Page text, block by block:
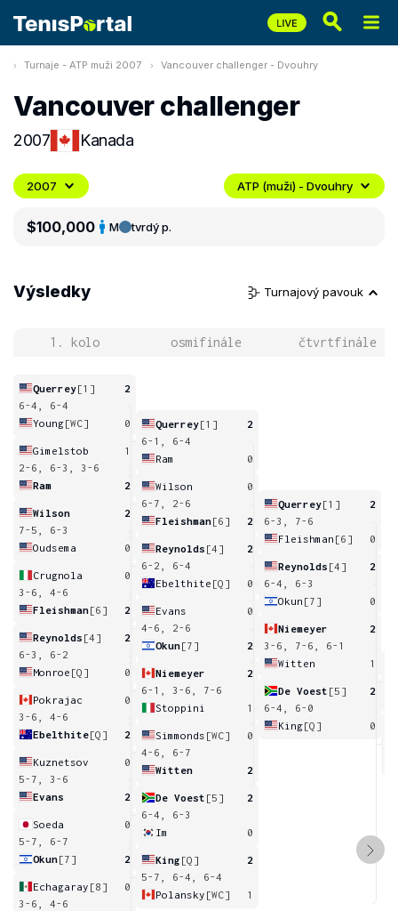
Turnaje - ATP muži 2007 Vancouver challenger - Dvouhry
Vancouver challenger
2007 Kanada
2007 ATP (muži) - Dvouhry
$100,000 M tvrdý p.
Výsledky Turnajový pavouk
1. kolo osmifinále čtvrtfinále
Querrey[1]
2
6-4, 6-4
Young[WC] 0
Gimelstob
1
2-6, 6-3, 3-6
Ram
2
Wilson
2
7-5, 6-3
Oudsema
0
Crugnola
0
3-6, 4-6
Fleishman[6] 2
Reynolds [4]
2
6-3, 6-2
Monroe [Q] 0
Pokrajac
0
3-6, 4-6
Ebelthite[Q] 2
Kuznetsov
0
5-7, 3-6
Evans
2
Soeda
0
5-7, 6-7
Okun[7] 2
Echagaray [8]
0
3-6, 4-6
Querrey[1]
2
6-1, 6-4
Ram
0
Wilson
0
6-7, 2-6
Fleishman[6] 2
Reynolds [4]
2
6-2, 6-4
Ebelthite [Q] 0
Evans
0
4-6, 2-6
Okun[7] 2
Niemeyer
2
6-1, 3-6, 7-6
Stoppini
1
Simmonds [WC]
0
4-6, 6-7
Witten
2
De Voest [5]
2
6-4, 6-3
Im
0
King [Q]
2
5-7, 6-4, 6-4
Polansky [WC] 1
Querrey[1]
2
6-3, 7-6
Fleishman [6] 0
Reynolds [4]
2
6-4, 6-3
Okun [7] 0
Niemeyer
2
3-6, 7-6, 6-1
Witten
1
De Voest [5]
2
6-4, 6-0
King[Q] 0